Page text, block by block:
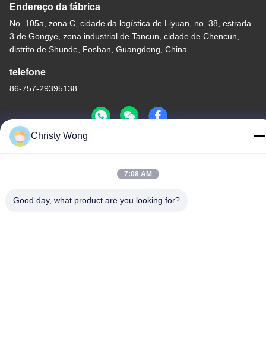
Endereço da fábrica
No. 105a, zona C, cidade da logística de Liyuan, no. 38, estrada
3 de Gongye, zona industrial de Tancun, cidade de Chencun,
distrito de Shunde, Foshan, Guangdong, China
telefone
86-757-29395138
Política de Privacidade|Mapa do Site
Fornecedor. Copyright © -2026 Foshan Mingxinlong Stainless
Christy Wong
7:08 AM
Good day, what product are you looking for?